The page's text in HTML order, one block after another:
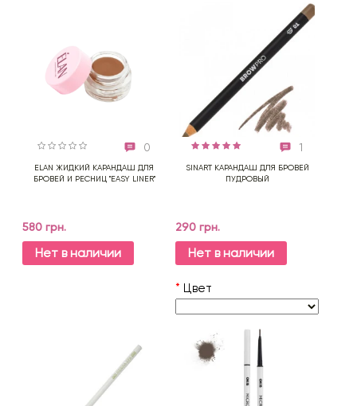
0
ELAN ЖИДКИЙ КАРАНДАШ ДЛЯ
БРОВЕЙ И РЕСНИЦ "EASY LINER"
580 грн.
Нет в наличии
1
SINART КАРАНДАШ ДЛЯ БРОВЕЙ
ПУДРОВЫЙ
290 грн.
Нет в наличии
* Цвет